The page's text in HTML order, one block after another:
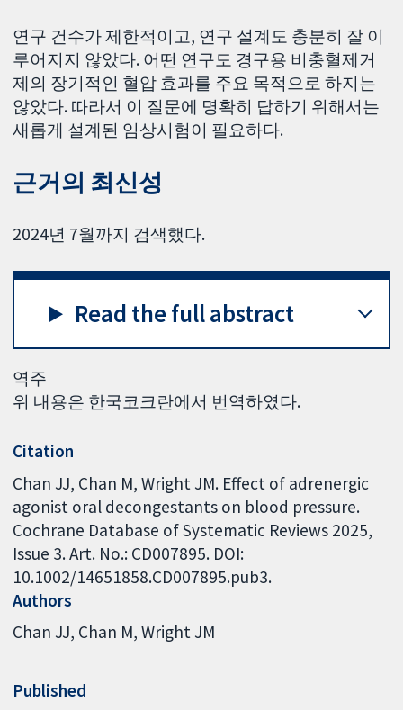
연구 건수가 제한적이고, 연구 설계도 충분히 잘 이
루어지지 않았다. 어떤 연구도 경구용 비충혈제거
제의 장기적인 혈압 효과를 주요 목적으로 하지는
않았다. 따라서 이 질문에 명확히 답하기 위해서는
새롭게 설계된 임상시험이 필요하다.
근거의 최신성
2024년 7월까지 검색했다.
Read the full abstract
역주
위 내용은 한국코크란에서 번역하였다.
Citation
Chan JJ, Chan M, Wright JM. Effect of adrenergic
agonist oral decongestants on blood pressure.
Cochrane Database of Systematic Reviews 2025,
Issue 3. Art. No.: CD007895. DOI:
10.1002/14651858.CD007895.pub3.
Authors
Chan JJ Chan M Wright JM
Published